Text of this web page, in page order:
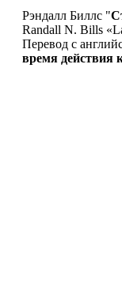
Рэндалл Биллс "
Randall N. Bills
Перевод с
время действия